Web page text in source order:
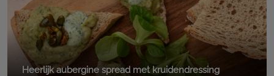
Heerlijk aubergine spread met kruidendressing